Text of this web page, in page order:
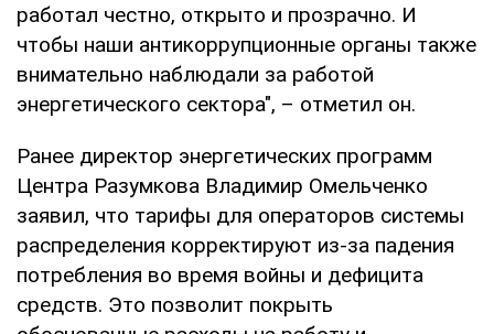
работал честно, открыто и прозрачно. И
чтобы наши антикоррупционные органы также
внимательно наблюдали за работой
энергетического сектора", – отметил он.
Ранее директор энергетических программ
Центра Разумкова Владимир Омельченко
заявил, что тарифы для операторов системы
распределения корректируют из-за падения
потребления во время войны и дефицита
средств. Это позволит покрыть